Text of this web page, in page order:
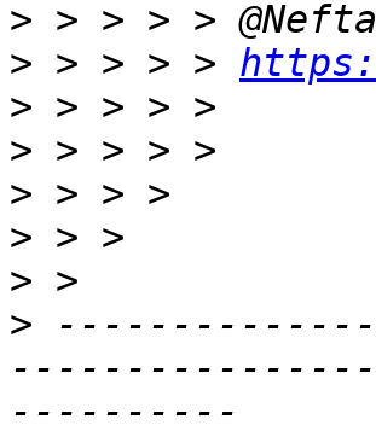
>
> > > > >
>
>
>
>
>
>